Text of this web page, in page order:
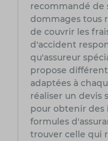
recommandé de
dommages tous
de couvrir les
d'accident
qu'assureur
propose
adaptées à
réaliser un devis
pour obtenir des
formules
trouver celle qui